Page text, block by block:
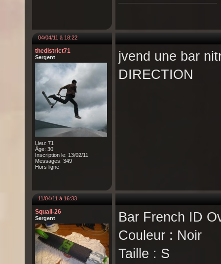
04/04/11 à 18:22
thedistrict71
Sergent
Lieu: 71
Âge: 30
Inscription le: 13/02/11
Messages: 349
Hors ligne
jvend une bar
DIRECTION
11/04/11 à 16:33
Squall-26
Sergent
Bar French ID
Couleur : Noir
Taille : S